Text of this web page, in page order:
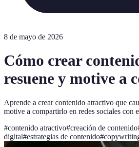
8 de mayo de 2026
Cómo crear
resuene y motive a
Aprende a crear contenido atractivo que
motive a compartirlo en redes sociales con
#contenido atractivo#creación de contenido
digital#estrategias de contenido#